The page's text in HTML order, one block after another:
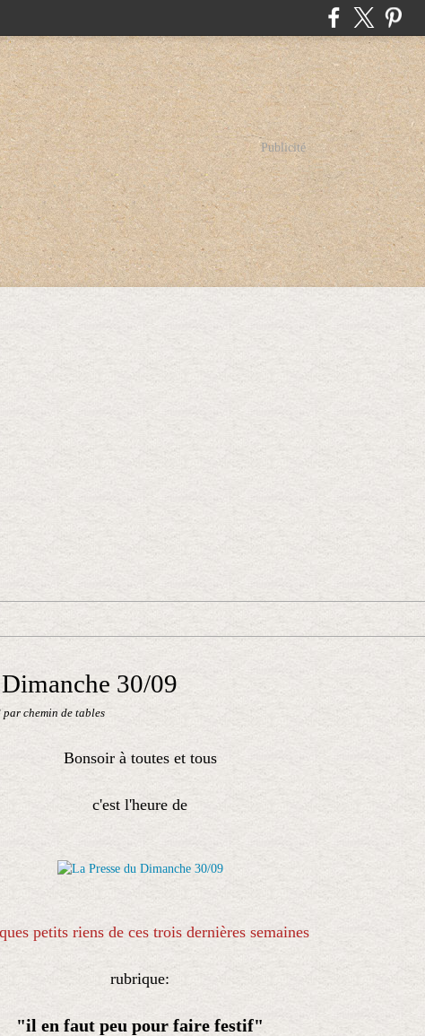
Publicité
30/09
par chemin de tables
Bonsoir à toutes et tous
c'est l'heure de
petits riens de ces trois dernières semaines
rubrique:
"il en faut peu pour faire festif"